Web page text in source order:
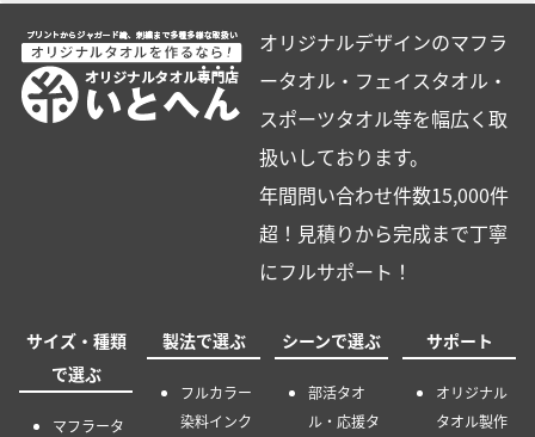
オリジナルデザインのマフラ
ータオル・フェイスタオル・
スポーツタオル等を幅広く取
扱いしております。
年間問い合わせ件数15,000件
超！見積りから完成まで丁寧
にフルサポート！
サイズ・種類
で選ぶ
マフラータ
製法で選ぶ
フルカラー
染料インク
シーンで選ぶ
部活タオ
ル・応援タ
サポート
オリジナル
タオル製作